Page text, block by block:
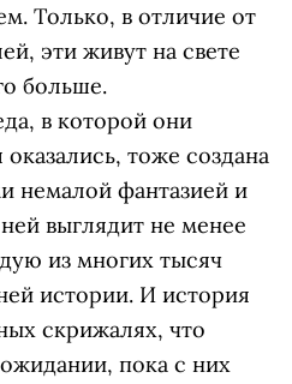
Только, в отличие от
эти живут на свете
больше.
в которой они
тоже создана
немалой фантазией и
выглядит не менее
из многих тысяч
истории. И история
скрижалях, что
пока с них